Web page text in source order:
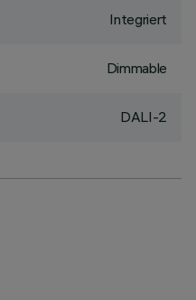
Integriert
Dimmable
DALI-2